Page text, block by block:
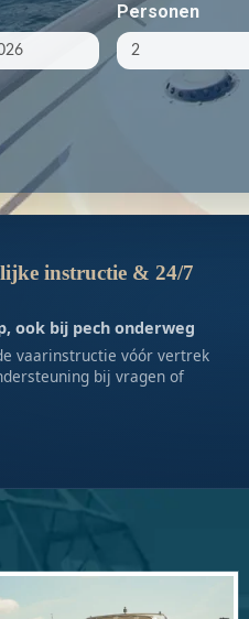
Personen
instructie & 24/7
ook bij pech onderweg
vaarinstructie vóór vertrek
bij vragen of